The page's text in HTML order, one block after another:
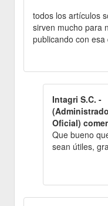
todos los artículos
sirven mucho para
publicando con esa
Intagri S.C. -
Oficial)
Que bueno
sean útiles,